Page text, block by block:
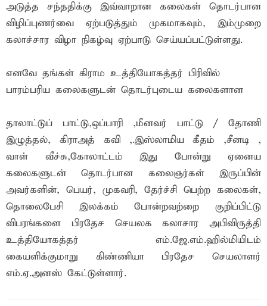
அடுத்த சந்ததிக்கு இவ்வாறான கலைகள் தொடர்பான
விழிப்புணர்வை ஏற்படுத்தும் முகமாகவும், இம்முறை
கலாச்சார விழா நிகழ்வு ஏற்பாடு செய்யப்பட்டுள்ளது.
எனவே தங்கள் கிராம உத்தியோகத்தர் பிரிவில்
பாரம்பரிய கலைகளுடன் தொடர்புடைய கலைகளான
தாலாட்டுப் பாட்டு,ஒப்பாரி ,மீனவர் பாட்டு / தோணி
இழுத்தல், கிராஅத் கவி ,.இஸ்லாமிய கீதம் ,சீனடி ,
வாள் வீச்சு,கோலாட்டம் இது போன்று ஏனைய
கலைகளுடன் தொடர்பான கலைஞர்கள் இருப்பின்
அவர்களின், பெயர், முகவரி, தேர்ச்சி பெற்ற கலைகள்,
தொலைபேசி இலக்கம் போன்றவற்றை குறிப்பிட்டு
விபரங்களை பிரதேச செயலக கலாசார அபிவிருத்தி
உத்தியோகத்தர் எம்.ஜே.எம்.ஹில்மியிடம்
கையளிக்குமாறு கிண்ணியா பிரதேச செயலாளர்
எம்.ஏ.அனஸ் கேட்டுள்ளார்.